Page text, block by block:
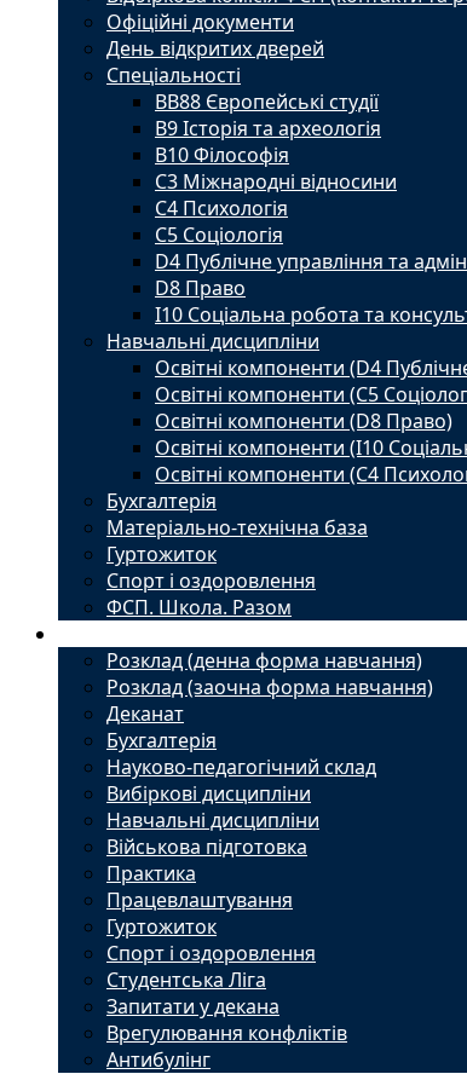
Офіційні документи
День відкритих дверей
Спеціальності
BВ88 Європейські студії
B9 Історія та археологія
B10 Філософія
C3 Міжнародні відносини
C4 Психологія
С5 Соціологія
D4 Публічне управління та
D8 Право
I10 Соціальна робота та
Навчальні дисципліни
Освітні компоненти (D4
Освітні компоненти (С5
Освітні компоненти (D8 Право)
Освітні компоненти (I10
Освітні компоненти (С4
Бухгалтерія
Матеріально-технічна база
Гуртожиток
Спорт і оздоровлення
ФСП. Школа. Разом
Розклад (денна форма навчання)
Розклад (заочна форма навчання)
Деканат
Бухгалтерія
Науково-педагогічний склад
Вибіркові дисципліни
Навчальні дисципліни
Військова підготовка
Практика
Працевлаштування
Гуртожиток
Спорт і оздоровлення
Студентська Ліга
Запитати у декана
Врегулювання конфліктів
Антибулінг